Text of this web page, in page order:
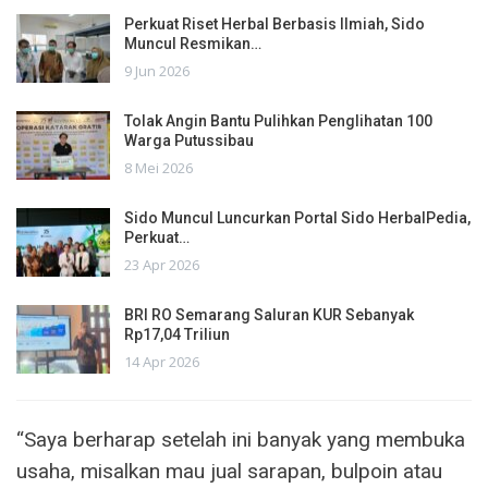
Perkuat Riset Herbal Berbasis Ilmiah, Sido
Muncul Resmikan…
9 Jun 2026
Tolak Angin Bantu Pulihkan Penglihatan 100
Warga Putussibau
8 Mei 2026
Sido Muncul Luncurkan Portal Sido HerbalPedia,
Perkuat…
23 Apr 2026
BRI RO Semarang Saluran KUR Sebanyak
Rp17,04 Triliun
14 Apr 2026
“Saya berharap setelah ini banyak yang membuka
usaha, misalkan mau jual sarapan, bulpoin atau